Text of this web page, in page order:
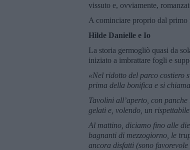
vissuto e, ovviamente,
A cominciare proprio dal primo
Hilde Danielle e Io
La storia germogliò quasi da
iniziato a imbrattare fogli e
«Nel ridotto del parco costiero
prima della bonifica e si
Tavolini all’aperto, con
gelati e, volendo, un rispettabile
Al mattino, diciamo fino alle
bagnanti di mezzogiorno, le
ancora disfatti (sono